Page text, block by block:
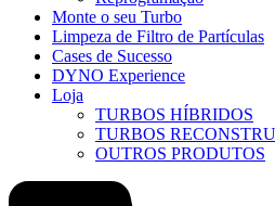
Monte o seu Turbo
Limpeza de Filtro de Partículas
Cases de Sucesso
DYNO Experience
Loja
TURBOS HÍBRIDOS
TURBOS
OUTROS PRODUTOS